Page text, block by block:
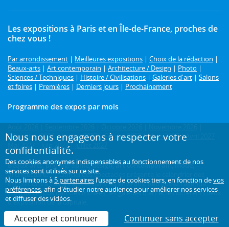
Les expositions à Paris et en Île-de-France, proches de
chez vous !
Par arrondissement | Meilleures expositions | Choix de la rédaction |
Beaux-arts | Art contemporain | Architecture / Design | Photo |
Sciences / Techniques | Histoire / Civilisations | Galeries d'art | Salons
et foires | Premières | Derniers jours | Prochainement
Programme des expos par mois
Décembre 2026 |Janvier 2027|Février 2027|Mars 2027|Avril 2027
Mai 2027
Juin 2027| Juillet 2027
Beaux-arts, photographie, design, art contemporain, mode,
architecture...L'Officiel des spectacles présente le calendrier des
expositions à voir à Paris et dans les environs. Retrouvez l'agenda
2026 des expos dans les musées, les galeries d'art et les différents lieux
d'exposition de la capitale.
Nous nous engageons à respecter votre
confidentialité.
Des cookies anonymes indispensables au fonctionnement de nos
services sont utilisés sur ce site.
Nous limitons à 5 partenaires l’usage de cookies tiers, en fonction devos
préférences, afin d'étudier notre audience pour améliorer nos services
et diffuser des vidéos.
Accepter et continuer Continuer sans accepter